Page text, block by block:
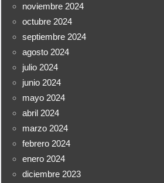
noviembre 2024
octubre 2024
septiembre 2024
agosto 2024
julio 2024
junio 2024
mayo 2024
abril 2024
marzo 2024
febrero 2024
enero 2024
diciembre 2023